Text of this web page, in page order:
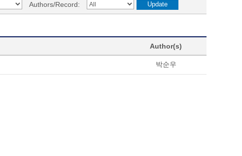
Authors/Record:
Author(s)
박순우